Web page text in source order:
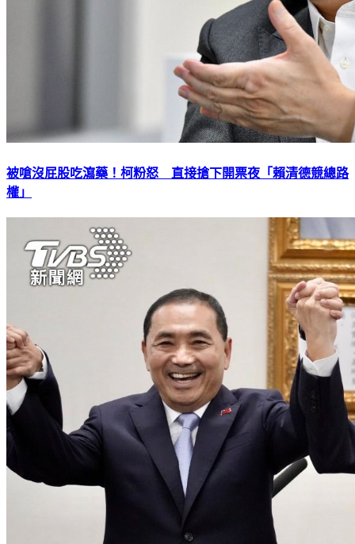
被嗆沒屁股吃瀉藥！柯粉怒 直接搶下開票夜「賴清德競總路
權」